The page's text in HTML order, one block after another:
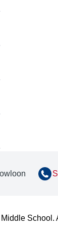
School.